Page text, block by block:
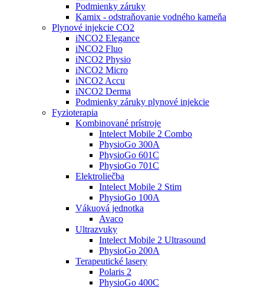
Podmienky záruky
Kamix - odstraňovanie vodného kameňa
Plynové injekcie CO2
iNCO2 Elegance
iNCO2 Fluo
iNCO2 Physio
iNCO2 Micro
iNCO2 Accu
iNCO2 Derma
Podmienky záruky plynové injekcie
Fyzioterapia
Kombinované prístroje
Intelect Mobile 2 Combo
PhysioGo 300A
PhysioGo 601C
PhysioGo 701C
Elektroliečba
Intelect Mobile 2 Stim
PhysioGo 100A
Vákuová jednotka
Avaco
Ultrazvuky
Intelect Mobile 2 Ultrasound
PhysioGo 200A
Terapeutické lasery
Polaris 2
PhysioGo 400C